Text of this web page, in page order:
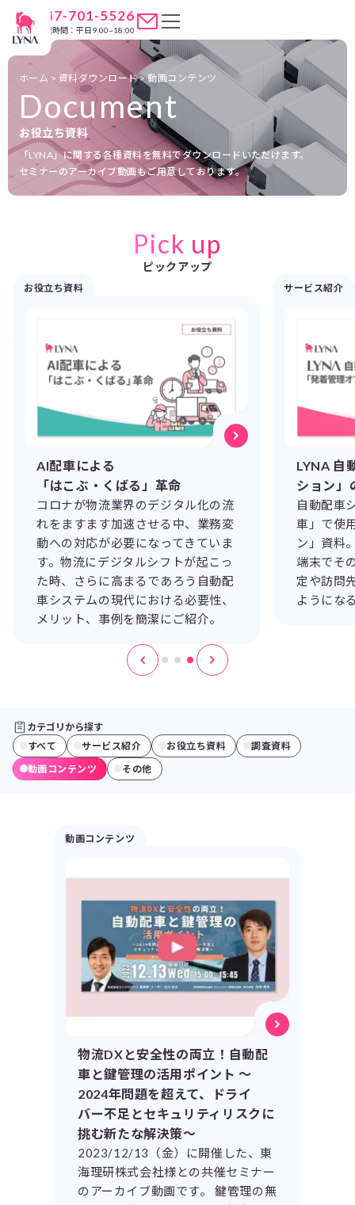
047-701-5526
営業時間：平日9:00~18:00
Document
お役立ち資料
「LYNA」に関する各種資料を無料でダウンロードいただけます。
セミナーのアーカイブ動画もご用意しております。
ホーム > 資料ダウンロード>動画コンテンツ
Pick up
ピックアップ
お役立ち資料
AI配車による
「はこぶ・くばる」革命
コロナが物流業界のデジタル化の流
れをますます加速させる中、業務変
動への対応が必要になってきていま
す。物流にデジタルシフトが起こっ
た時、さらに高まるであろう自動配
車システムの現代における必要性、
メリット、事例を簡潔にご紹介。
サービス紹介
LYNA 自
ション」
自動配車
車」で使
ン」資料
端末でそ
定や訪問
ようにな
カテゴリから探す
すべて
サービス紹介 お役立ち資料
調査資料
動画コンテンツ
その他
動画コンテンツ
物流DXと安全性の両立！自動配
車と鍵管理の活用ポイント ～
2024年問題を超えて、ドライ
バー不足とセキュリティリスクに
挑む新たな解決策～
2023/12/13（金）に開催した、東
海理研株式会社様との共催セミナー
のアーカイブ動画です。 鍵管理の無